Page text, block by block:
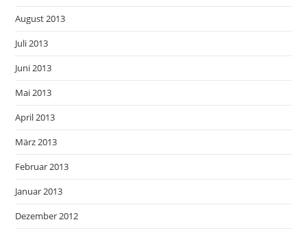
August 2013
Juli 2013
Juni 2013
Mai 2013
April 2013
März 2013
Februar 2013
Januar 2013
Dezember 2012